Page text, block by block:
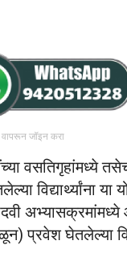
जॉइन करा
वसतिगृहांमध्ये
विद्यार्थ्यांना
प्रवेश घेतलेल्या